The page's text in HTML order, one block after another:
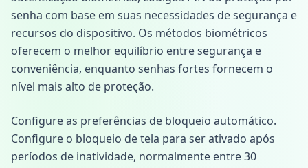
senha com base em suas necessidades de segurança e
recursos do dispositivo. Os métodos biométricos
oferecem o melhor equilíbrio entre segurança e
conveniência, enquanto senhas fortes fornecem o
nível mais alto de proteção.
Configure as preferências de bloqueio automático.
Configure o bloqueio de tela para ser ativado após
períodos de inatividade, normalmente entre 30